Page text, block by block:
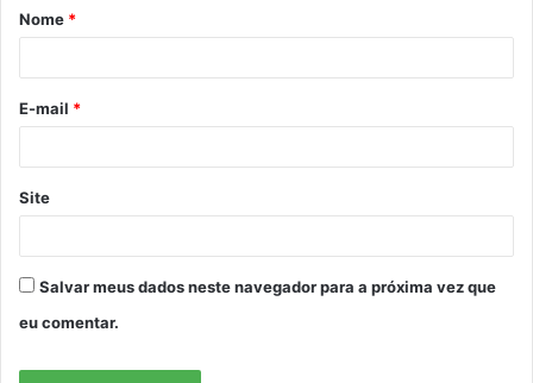
r
*
Nome *
E-mail *
Site
Salvar meus dados neste navegador para a próxima vez que
eu comentar.